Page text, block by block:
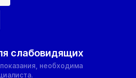
слабовидящих
необходима